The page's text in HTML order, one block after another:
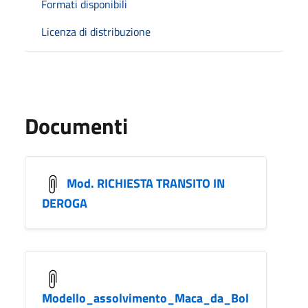
Formati disponibili
Licenza di distribuzione
Documenti
Mod. RICHIESTA TRANSITO IN
DEROGA
Modello_assolvimento_Maca_da_Bol